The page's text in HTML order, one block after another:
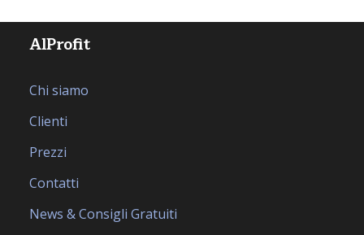
AlProfit
Chi siamo
Clienti
Prezzi
Contatti
News & Consigli Gratuiti